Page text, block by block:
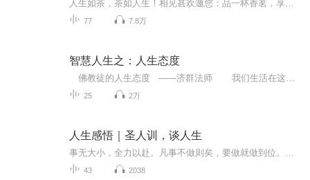
77 7.8万
智慧人生之：人生态度
25 2万
人生感悟｜圣人训，谈人生
43 2038